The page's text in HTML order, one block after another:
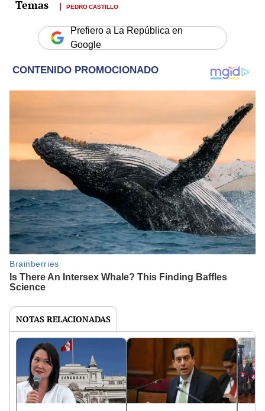
PEDRO CASTILLO
Prefiero a La República en
Google
NOTAS RELACIONADAS